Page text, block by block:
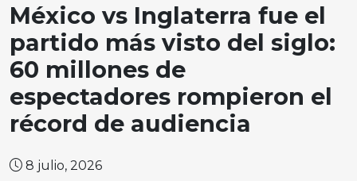
México vs Inglaterra fue el
partido más visto del siglo:
60 millones de
espectadores rompieron el
récord de audiencia
8 julio, 2026